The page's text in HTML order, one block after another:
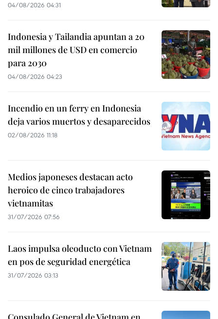
04/08/2026 04:31
Indonesia y Tailandia apuntan a 20
mil millones de USD en comercio
para 2030
04/08/2026 04:23
Incendio en un ferry en Indonesia
deja varios muertos y desaparecidos
02/08/2026 11:18
Medios japoneses destacan acto
heroico de cinco trabajadores
vietnamitas
31/07/2026 07:56
Laos impulsa oleoducto con Vietnam
en pos de seguridad energética
31/07/2026 03:13